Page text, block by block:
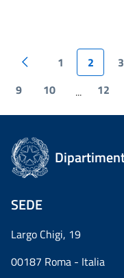
1 2 3
9
10 ... 12
SEDE
Largo Chigi, 19
00187 Roma - Italia